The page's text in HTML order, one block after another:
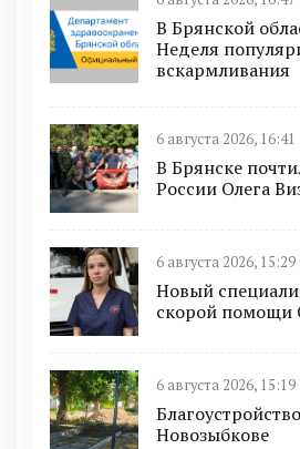
В Брянской
Неделя
вскармливания
6 августа 2026, 16:41
В Брянске
России Олега
6 августа 2026, 15:29
Новый
скорой помощи
6 августа 2026, 15:19
Новозыбкове